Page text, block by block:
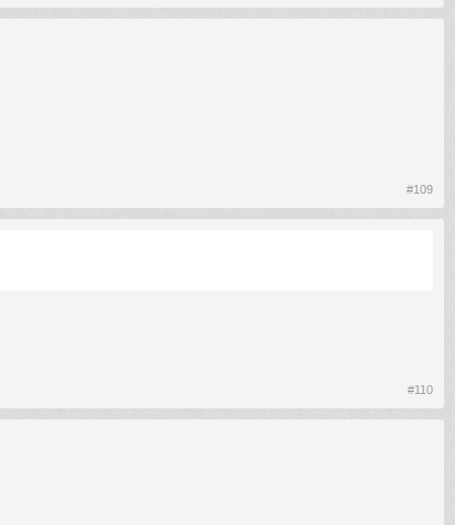
#109
#110